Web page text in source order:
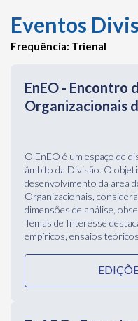
O EnEO é um espaço de
Organizacionais,
dimensões de análise,
Temas de Interesse
EnAPG -
Pública da ANPAD
O EnAPG é um espaço de